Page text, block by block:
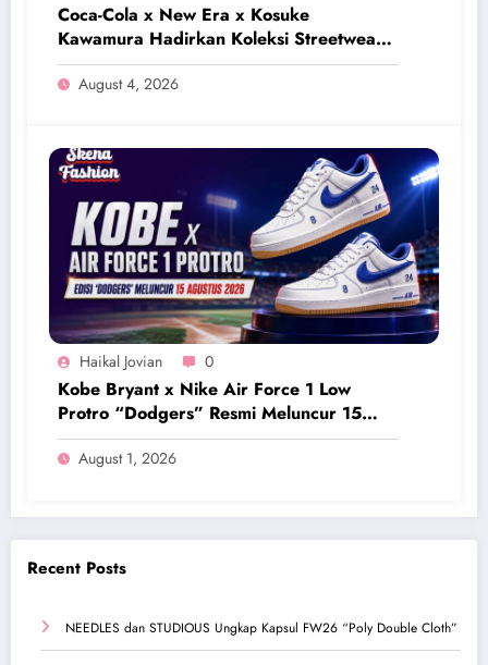
Coca-Cola x New Era x Kosuke
Kawamura Hadirkan Koleksi Streetwear
Eksklusif Bernuansa Retro
August 4, 2026
Haikal Jovian 0
Kobe Bryant x Nike Air Force 1 Low
Protro “Dodgers” Resmi Meluncur 15
Agustus 2026
August 1, 2026
Recent Posts
NEEDLES dan STUDIOUS Ungkap Kapsul FW26 “Poly Double Cloth”